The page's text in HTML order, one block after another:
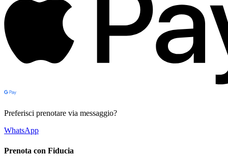
Preferisci prenotare via messaggio?
WhatsApp
Prenota con Fiducia